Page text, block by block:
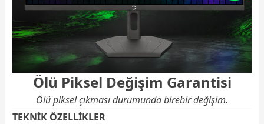
Ölü Piksel Değişim Garantisi
Ölü piksel çıkması durumunda birebir değişim.
TEKNİK ÖZELLİKLER